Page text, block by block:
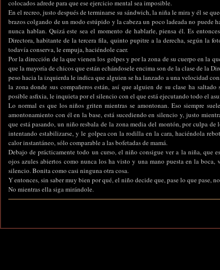
colocados adrede para que ese ejercicio mental sea imposible.
En el recreo, justo después de terminarse su sándwich, la niña le mira y él se
brazos colgando de un modo estúpido y la cabeza un poco ladeada no puede
nunca hablan. Quizá este sea el momento de hablarle, piensa él. Es
Directora, habitante de la tercera fila, quinto pupitre a la derecha, según la
todavía conserva, le empuja, haciéndole caer.
Por la dirección de la que vienen los golpes y por la zona de su cuerpo en la
que la mayoría de chicos que están echándosele encima son de la clase de la
peso hacia la izquierda le indica que alguien se ha lanzado a una velocidad
la zona donde sus compañeros están, así que alguien de su clase ha
posible asfixia, le inquieta por el silencio con el que está ejecutando todo el
Lo normal es que los niños griten mientras se amontonan. Eso siempre
amontonamiento con él en la base, está sucediendo en silencio y, justo
que está pasando, un niño resbala de la zona media del montón, por culpa
intentando estabilizarse, y le golpea con la rodilla en la cara, haciéndola
calor instantáneo, sólo comparable a las bofetadas de mamá.
Debajo de prácticamente todo un curso, el niño consigue ver a la niña, que
ojos azules abiertos como nunca los ha visto y una mano puesta en la
silencio. Bonita como casi ninguna otra cosa.
Y entonces, sin saber muy bien por qué, el niño decide que, pase lo que pase,
No mientras ella siga mirándole.